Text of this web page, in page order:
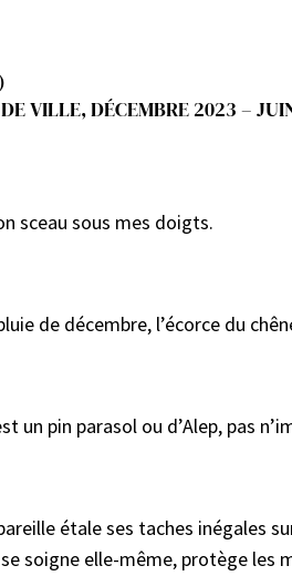
VILLE, DÉCEMBRE 2023 –
sceau sous mes doigts.
de décembre, l’écorce du
un pin parasol ou d’Alep, pas
étale ses taches inégales
soigne elle-même, protège les